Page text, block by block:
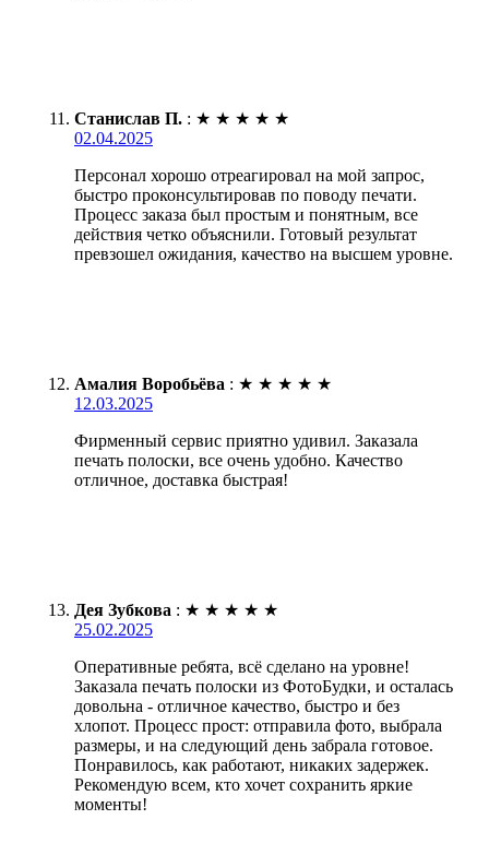
Станислав П. : ★ ★ ★ ★ ★
02.04.2025
Персонал хорошо отреагировал на мой запрос,
быстро проконсультировав по поводу печати.
Процесс заказа был простым и понятным, все
действия четко объяснили. Готовый результат
превзошел ожидания, качество на высшем уровне.
Амалия Воробьёва : ★ ★ ★ ★ ★
12.03.2025
Фирменный сервис приятно удивил. Заказала
печать полоски, все очень удобно. Качество
отличное, доставка быстрая!
Дея Зубкова : ★ ★ ★ ★ ★
25.02.2025
Оперативные ребята, всё сделано на уровне!
Заказала печать полоски из ФотоБудки, и осталась
довольна - отличное качество, быстро и без
хлопот. Процесс прост: отправила фото, выбрала
размеры, и на следующий день забрала готовое.
Понравилось, как работают, никаких задержек.
Рекомендую всем, кто хочет сохранить яркие
моменты!